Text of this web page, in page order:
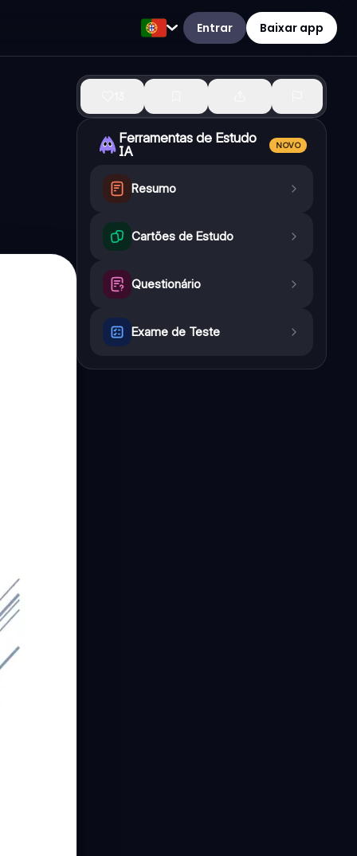
Entrar Baixar app
Ferramentas de Estudo
IA
NOVO
Resumo
Cartões de Estudo
Questionário
Exame de Teste